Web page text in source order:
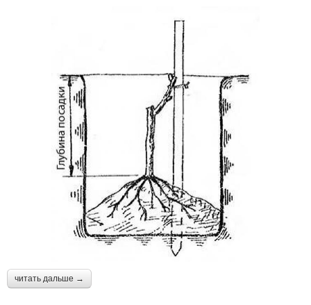
читать дальше →